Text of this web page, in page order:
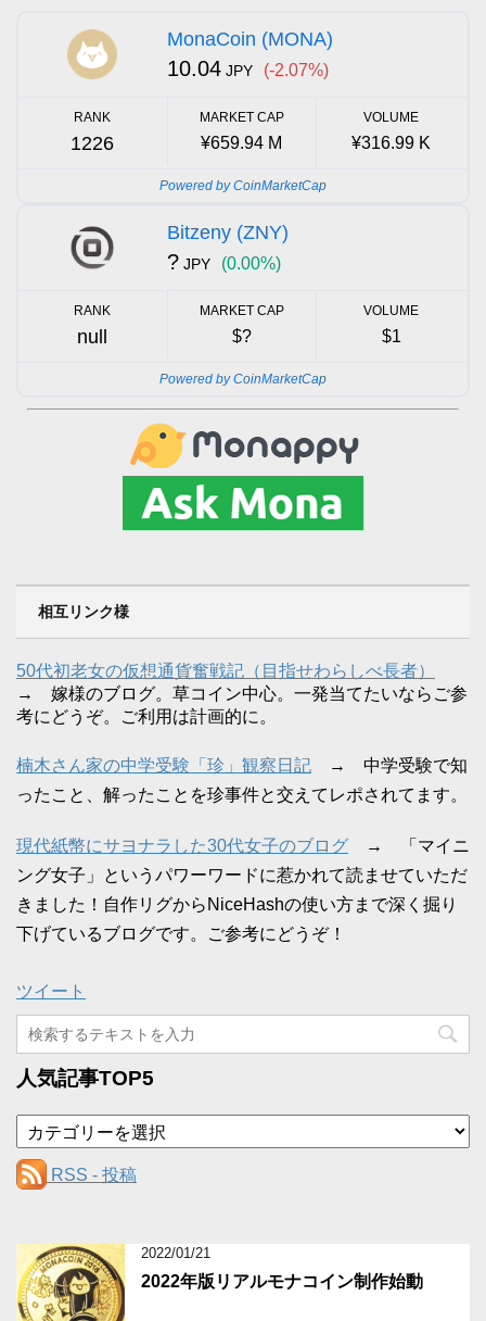
MonaCoin (MONA)
10.04 JPY (-2.07%)
RANK
1226
MARKET CAP
¥659.94 M
VOLUME
¥316.99 K
Powered by CoinMarketCap
Bitzeny (ZNY)
? JPY (0.00%)
RANK
null
MARKET CAP
$?
VOLUME
$1
Powered by CoinMarketCap
相互リンク様
50代初老女の仮想通貨奮戦記（目指せわらしべ長者）
→ 嫁様のブログ。草コイン中心。一発当てたいならご参
考にどうぞ。ご利用は計画的に。
楠木さん家の中学受験「珍」観察日記 → 中学受験で知
ったこと、解ったことを珍事件と交えてレポされてます。
現代紙幣にサヨナラした30代女子のブログ → 「マイニ
ング女子」というパワーワードに惹かれて読ませていただ
きました！自作リグからNiceHashの使い方まで深く掘り
下げているブログです。ご参考にどうぞ！
ツイート
人気記事TOP5
テ
ゴ
リ
RSS - 投稿
2022/01/21
2022年版リアルモナコイン制作始動